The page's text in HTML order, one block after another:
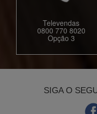
Televendas
0800 770 8020
Opção 3
SIGA O